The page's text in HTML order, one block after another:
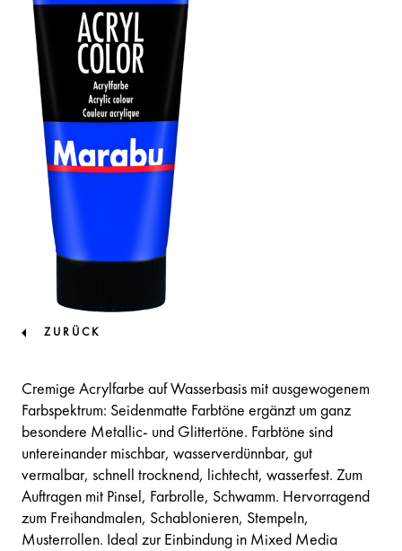
ZURÜCK
Cremige Acrylfarbe auf Wasserbasis mit ausgewogenem
Farbspektrum: Seidenmatte Farbtöne ergänzt um ganz
besondere Metallic- und Glittertöne. Farbtöne sind
untereinander mischbar, wasserverdünnbar, gut
vermalbar, schnell trocknend, lichtecht, wasserfest. Zum
Auftragen mit Pinsel, Farbrolle, Schwamm. Hervorragend
zum Freihandmalen, Schablonieren, Stempeln,
Musterrollen. Ideal zur Einbindung in Mixed Media